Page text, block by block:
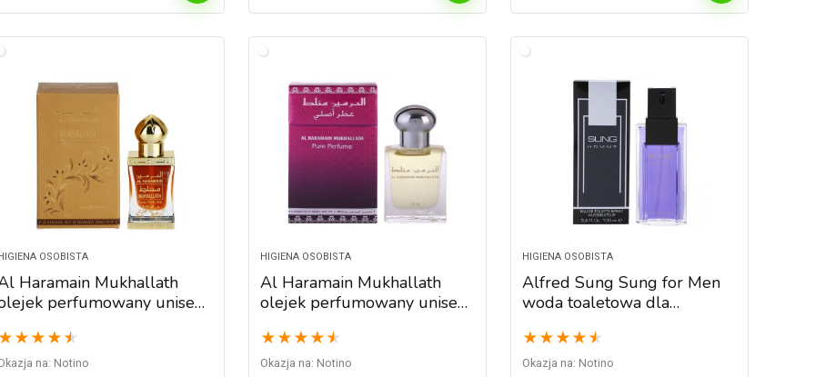
OSOBISTA
Haramain Mukhallath
perfumowany unisex
★ ★ ★ ★ ★
na: Notino
HIGIENA OSOBISTA
Al Haramain Mukhallath
olejek perfumowany unisex
★ ★ ★ ★ ★
Okazja na: Notino
HIGIENA OSOBISTA
Alfred Sung Sung for Men
woda toaletowa dla
★ ★ ★ ★ ★
Okazja na: Notino